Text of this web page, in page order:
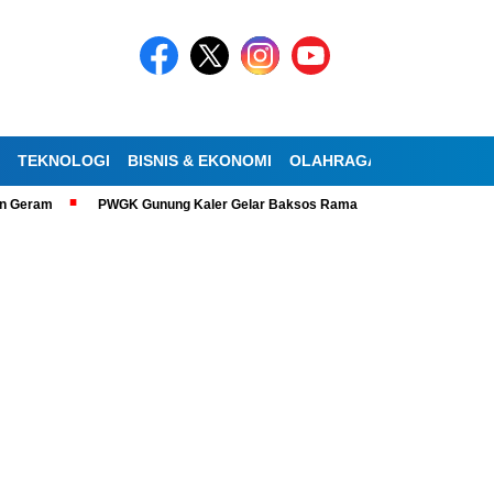
TEKNOLOGI BISNIS & EKONOMI OLAHRAGA
PWGK Gunung Kaler Gelar Baksos Ramadan, Bantu Lansia Tunanetra